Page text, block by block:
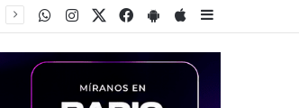
AppStore
PlayStore
Facebook
Twitter
Instagram
WhatsApp